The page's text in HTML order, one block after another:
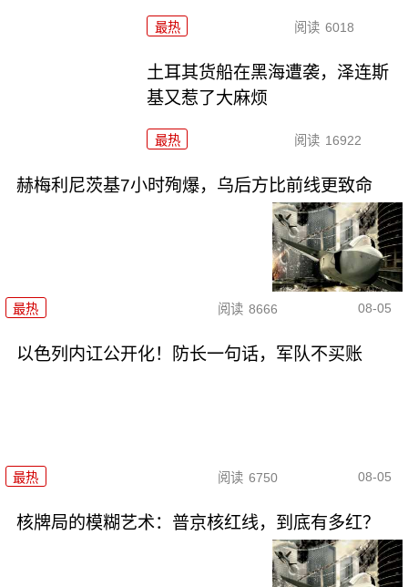
最热 阅读 6018
土耳其货船在黑海遭袭，泽连斯
基又惹了大麻烦
最热 阅读 16922
赫梅利尼茨基7小时殉爆，乌后方比前线更致命
最热 阅读 8666 08-05
以色列内讧公开化！防长一句话，军队不买账
最热 阅读 6750 08-05
核牌局的模糊艺术：普京核红线，到底有多红？